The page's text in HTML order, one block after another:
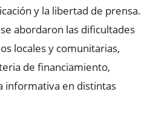
y la libertad de prensa.
abordaron las dificultades
locales y comunitarias,
de financiamiento,
informativa en distintas